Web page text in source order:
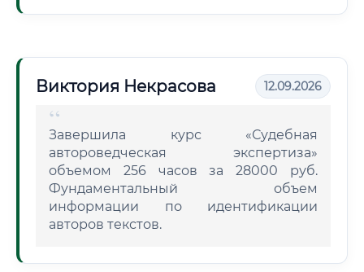
Виктория Некрасова 12.09.2026
Завершила курс «Судебная
автороведческая экспертиза»
объемом 256 часов за 28000 руб.
Фундаментальный объем
информации по идентификации
авторов текстов.